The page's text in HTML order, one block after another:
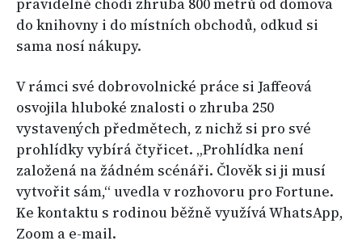
pravidelně chodí zhruba 800 metrů od domova
do knihovny i do místních obchodů, odkud si
sama nosí nákupy.
V rámci své dobrovolnické práce si Jaffeová
osvojila hluboké znalosti o zhruba 250
vystavených předmětech, z nichž si pro své
prohlídky vybírá čtyřicet. „Prohlídka není
založená na žádném scénáři. Člověk si ji musí
vytvořit sám,“ uvedla v rozhovoru pro Fortune.
Ke kontaktu s rodinou běžně využívá WhatsApp,
Zoom a e-mail.